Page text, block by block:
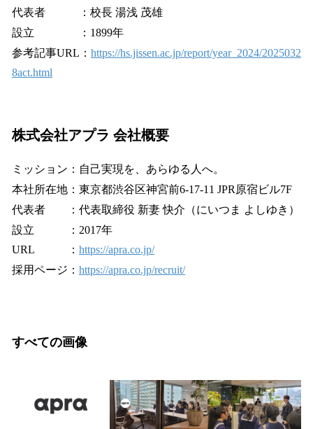
代表者 ：校長 湯浅 茂雄
設立 ：1899年
参考記事URL： https://hs.jissen.ac.jp/report/year_2024/2025032
8act.html
株式会社アプラ 会社概要
ミッション：自己実現を、あらゆる人へ。
本社所在地：東京都渋谷区神宮前6-17-11 JPR原宿ビル7F
代表者 ：代表取締役 新妻 快介（にいつま よしゆき）
設立 ：2017年
URL ： https://apra.co.jp/
採用ページ： https://apra.co.jp/recruit/
すべての画像